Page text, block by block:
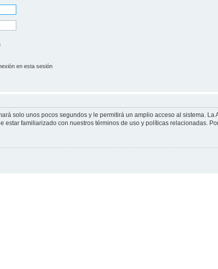
en esta sesión
solo unos pocos segundos y le permitirá un amplio acceso al sistema.
estar familiarizado con nuestros términos de uso y políticas relacionadas.